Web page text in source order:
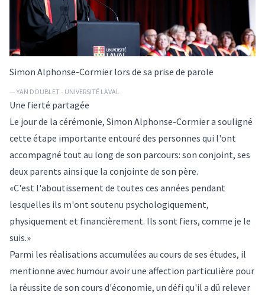
Simon Alphonse-Cormier lors de sa prise de parole
— YAN DOUBLET - UNIVERSITÉ LAVAL
Une fierté partagée
Le jour de la cérémonie, Simon Alphonse-Cormier a souligné
cette étape importante entouré des personnes qui l'ont
accompagné tout au long de son parcours: son conjoint, ses
deux parents ainsi que la conjointe de son père.
«C'est l'aboutissement de toutes ces années pendant
lesquelles ils m'ont soutenu psychologiquement,
physiquement et financièrement. Ils sont fiers, comme je le
suis.»
Parmi les réalisations accumulées au cours de ses études, il
mentionne avec humour avoir une affection particulière pour
la réussite de son cours d'économie, un défi qu'il a dû relever